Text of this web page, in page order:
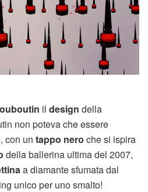
il design della
non poteva che essere
con un tappo nero che si ispira
della ballerina ultima del 2007,
a diamante sfumata dal
unico per uno smalto!